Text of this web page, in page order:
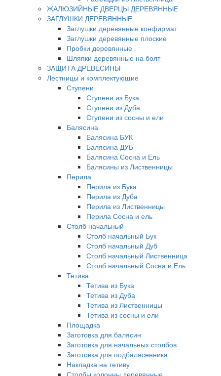
ЖАЛЮЗИЙНЫЕ ДВЕРЦЫ ДЕРЕВЯННЫЕ
ЗАГЛУШКИ ДЕРЕВЯННЫЕ
Заглушки деревянные конфирмат
Заглушки деревянные плоские
Пробки деревянные
Шляпки деревянные на болт
ЗАЩИТА ДРЕВЕСИНЫ
Лестницы и комплектующие
Ступени
Ступени из Бука
Ступени из Дуба
Ступени из сосны и ели
Балясина
Балясина БУК
Балясина ДУБ
Балясина Сосна и Ель
Балясины из Лиственницы
Перила
Перила из Бука
Перила из Дуба
Перила из Лиственницы
Перила Сосна и ель
Столб начальный
Столб начальный Бук
Столб начальный Дуб
Столб начальный Лиственница
Столб начальный Сосна и Ель
Тетива
Тетива из Бука
Тетива из Дуба
Тетива из Лиственницы
Тетива из сосны и ели
Площадка
Заготовка для балясин
Заготовка для начальных столбов
Заготовка для подбалясенника
Накладка на тетиву